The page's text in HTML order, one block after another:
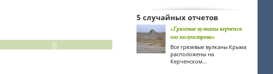
5 случайных отчетов
«Грязевые вулканы керченск
ого полуострова»
Все грязевые вулканы Крыма
расположены на
Керченском...